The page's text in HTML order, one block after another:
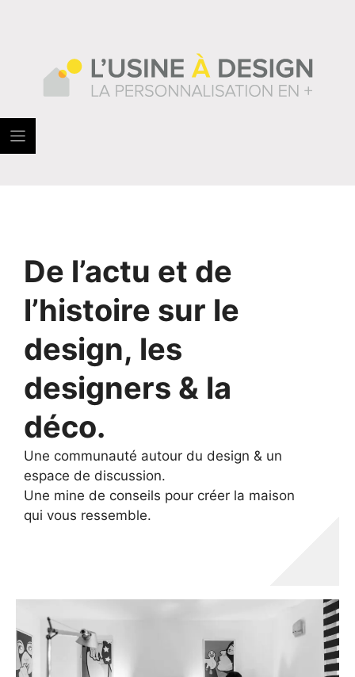
De l’actu et de
l’histoire sur le
design, les
designers & la
déco.
Une communauté autour du design & un
espace de discussion.
Une mine de conseils pour créer la maison
qui vous ressemble.